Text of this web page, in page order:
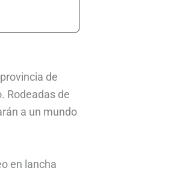
de
Rodeadas de
a un mundo
en lancha